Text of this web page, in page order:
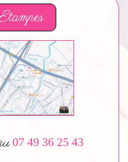
07 49 36 25 43